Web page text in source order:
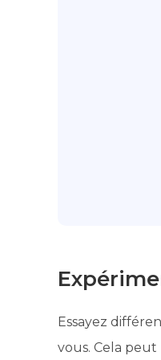
Essayez
vous. Cela